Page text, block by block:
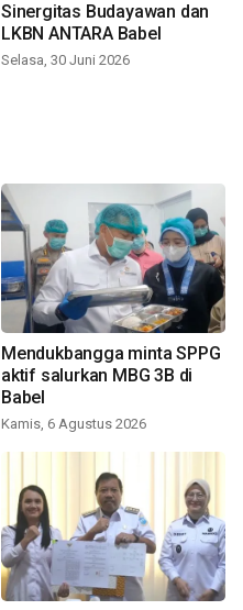
Sinergitas Budayawan dan
LKBN ANTARA Babel
Selasa, 30 Juni 2026
Mendukbangga minta SPPG
aktif salurkan MBG 3B di
Babel
Kamis, 6 Agustus 2026